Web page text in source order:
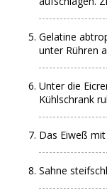
Gelatine
unter Rühren
Unter die
Kühlschrank
Das Eiweß
Sahne